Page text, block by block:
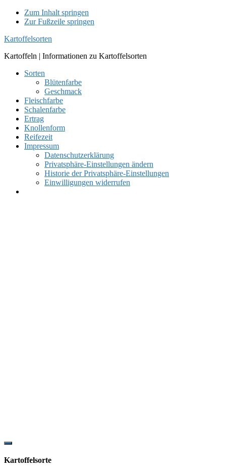
Zum Inhalt springen
Zur Fußzeile springen
Kartoffelsorten
Kartoffeln | Informationen zu Kartoffelsorten
Sorten
Blütenfarbe
Geschmack
Fleischfarbe
Schalenfarbe
Ertrag
Knollenform
Reifezeit
Impressum
Datenschutzerklärung
Privatsphäre-Einstellungen ändern
Historie der Privatsphäre-Einstellungen
Einwilligungen widerrufen
Show
Content
Kartoffelsorte